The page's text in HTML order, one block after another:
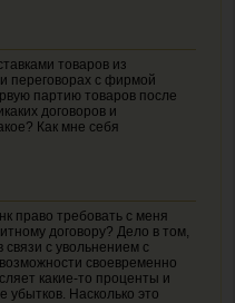
товаров из
переговорах с фирмой
партию товаров после
договоров и
Как мне себя
право требовать с меня
договору? Дело в том,
связи с увольнением с
своевременно
какие-то проценты и
убытков. Насколько это